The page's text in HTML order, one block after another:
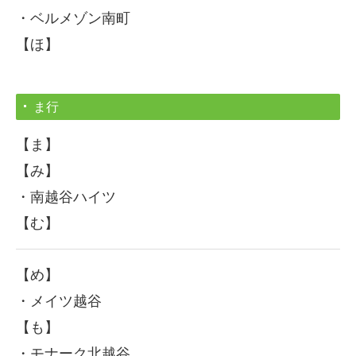
・ベルメゾン南町
【ほ】
ま行
【ま】
【み】
・南越谷ハイツ
【む】
【め】
・メイツ越谷
【も】